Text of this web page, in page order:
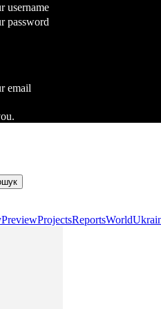
username
password
email
PreviewProjectsReportsWorld